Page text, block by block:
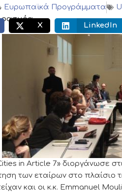
Ευρωπαϊκά Προγράμματα
X LinkedIn
in Article 7» διοργάνωσε
των εταίρων στο
και οι κ.κ. Emmanuel